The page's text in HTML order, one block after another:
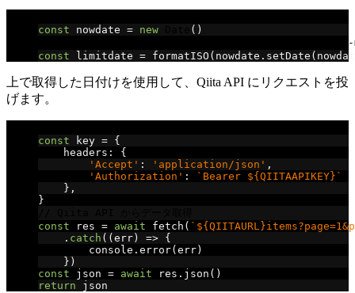
const nowdate = new
()
// 10 日前の日時を取得した上で、ISO 8601 形式に変換、
const limitdate = formatISO ( nowdate . setDate (
上で取得した日付けを使用して、Qiita API にリクエストを投
げます。
const key = {
    headers
:
{
'Accept' : 'application/json' ,
'Authorization' :
`Bearer ${QIITAAPIKEY}`
},
}
const res = await fetch (
. catch (( err ) => {
        console
. error( err)
})
const json = await res . json ()
return json